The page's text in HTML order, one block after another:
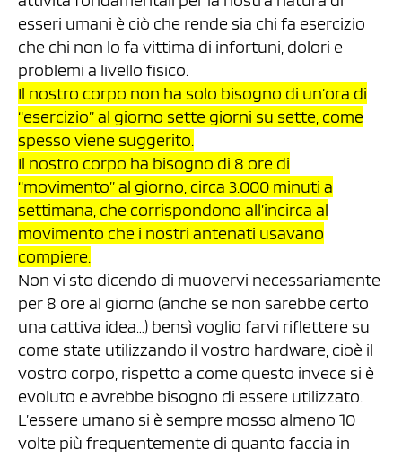
esseri umani è ciò che rende sia chi fa esercizio
che chi non lo fa vittima di infortuni, dolori e
problemi a livello fisico.
Il nostro corpo non ha solo bisogno di un’ora di
“esercizio” al giorno sette giorni su sette, come
spesso viene suggerito.
Il nostro corpo ha bisogno di 8 ore di
“movimento” al giorno, circa 3.000 minuti a
settimana, che corrispondono all’incirca al
movimento che i nostri antenati usavano
compiere.
Non vi sto dicendo di muovervi necessariamente
per 8 ore al giorno (anche se non sarebbe certo
una cattiva idea…) bensì voglio farvi riflettere su
come state utilizzando il vostro hardware, cioè il
vostro corpo, rispetto a come questo invece si è
evoluto e avrebbe bisogno di essere utilizzato.
L’essere umano si è sempre mosso almeno 10
volte più frequentemente di quanto faccia in